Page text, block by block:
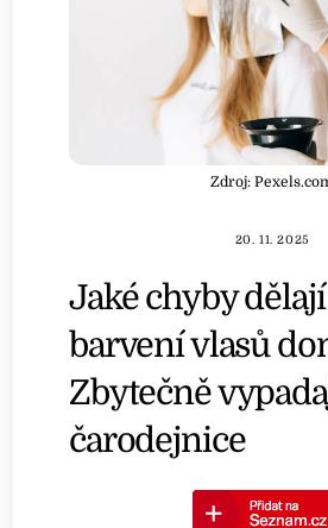
Zdroj:
20. 11. 2025
Jaké chyby
barvení vlasů
Zbytečně
čarodejnice